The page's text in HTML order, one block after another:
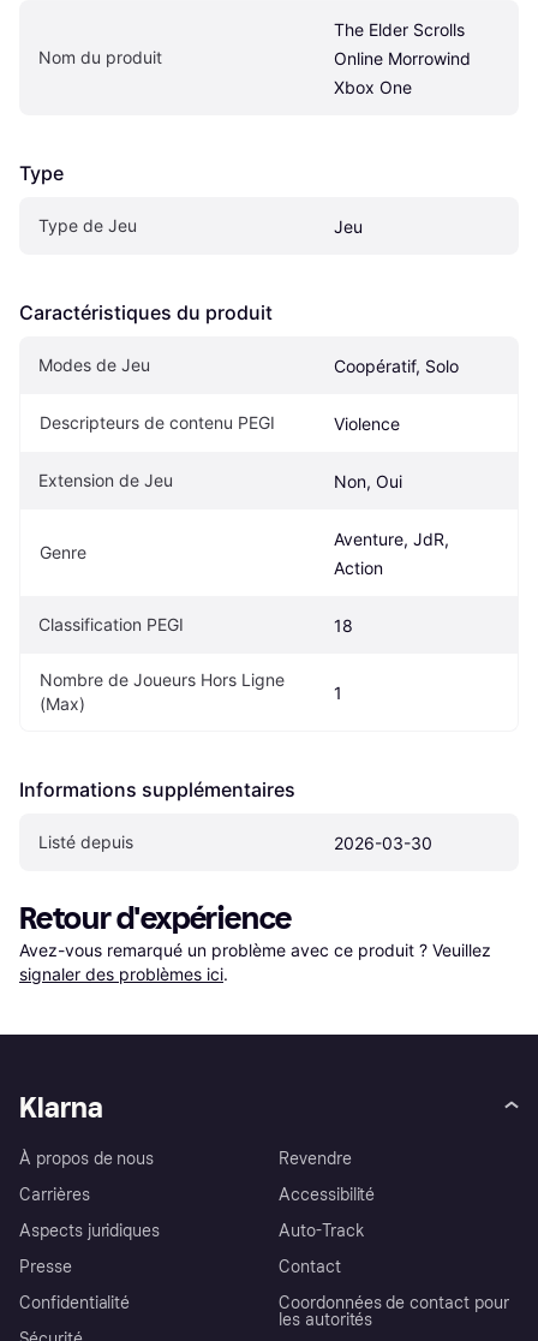
Nom du produit
The Elder Scrolls
Online Morrowind
Xbox One
Type
Type de Jeu Jeu
Caractéristiques du produit
Modes de Jeu Coopératif, Solo
Descripteurs de contenu PEGI Violence
Extension de Jeu Non, Oui
Genre
Aventure, JdR,
Action
Classification PEGI 18
Nombre de Joueurs Hors Ligne
(Max)
1
Informations supplémentaires
Listé depuis 2026-03-30
Retour d'expérience
Avez-vous remarqué un problème avec ce produit ? Veuillez
signaler des problèmes ici.
Klarna
À propos de nous
Carrières
Aspects juridiques
Presse
Confidentialité
Revendre
Accessibilité
Auto-Track
Contact
Coordonnées de contact pour
les autorités